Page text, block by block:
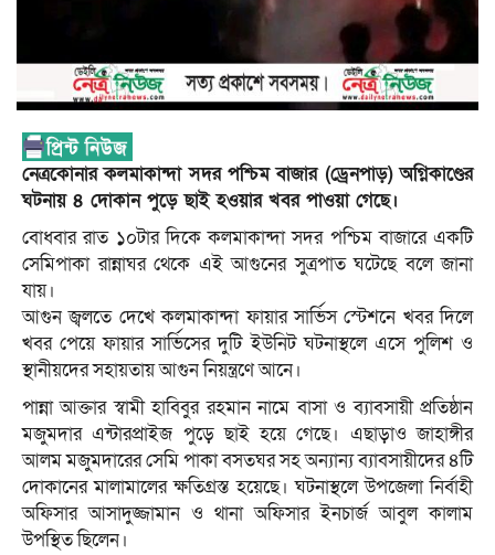
নেত্রকোনার কলমাকান্দা সদর পশ্চিম বাজার (ড্রেনপাড়) অগ্নিকাণ্ডের
ঘটনায় ৪ দোকান পুড়ে ছাই হওয়ার খবর পাওয়া গেছে।
বোধবার রাত ১০টার দিকে কলমাকান্দা সদর পশ্চিম বাজারে একটি
সেমিপাকা রান্নাঘর থেকে এই আগুনের সুত্রপাত ঘটেছে বলে জানা
যায়।
আগুন জ্বলতে দেখে কলমাকান্দা ফায়ার সার্ভিস স্টেশনে খবর দিলে
খবর পেয়ে ফায়ার সার্ভিসের দুটি ইউনিট ঘটনাস্থলে এসে পুলিশ ও
স্থানীয়দের সহায়তায় আগুন নিয়ন্ত্রণে আনে।
পান্না আক্তার স্বামী হাবিবুর রহমান নামে বাসা ও ব্যাবসায়ী প্রতিষ্ঠান
মজুমদার এন্টারপ্রাইজ পুড়ে ছাই হয়ে গেছে। এছাড়াও জাহাঙ্গীর
আলম মজুমদারের সেমি পাকা বসতঘর সহ অন্যান্য ব্যাবসায়ীদের ৪টি
দোকানের মালামালের ক্ষতিগ্রস্ত হয়েছে। ঘটনাস্থলে উপজেলা নির্বাহী
অফিসার আসাদুজ্জামান ও থানা অফিসার ইনচার্জ আবুল কালাম
উপস্থিত ছিলেন।